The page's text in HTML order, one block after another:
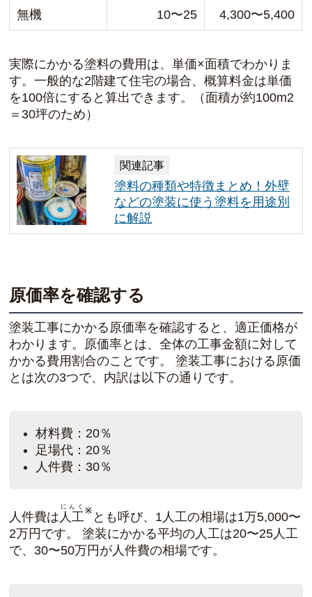
無機 10〜25 4,300〜5,400
実際にかかる塗料の費用は、単価×面積でわかりま
す。一般的な2階建て住宅の場合、概算料金は単価
を100倍にすると算出できます。（面積が約100m2
＝30坪のため）
関連記事
塗料の種類や特徴まとめ！外壁
などの塗装に使う塗料を用途別
に解説
原価率を確認する
塗装工事にかかる原価率を確認すると、適正価格が
わかります。原価率とは、全体の工事金額に対して
かかる費用割合のことです。 塗装工事における原価
とは次の3つで、内訳は以下の通りです。
材料費：20％
足場代：20％
人件費：30％
人件費は 人工
にんく ※ とも呼び、1人工の相場は1万5,000〜
2万円です。 塗装にかかる平均の人工は20〜25人工
で、30〜50万円が人件費の相場です。